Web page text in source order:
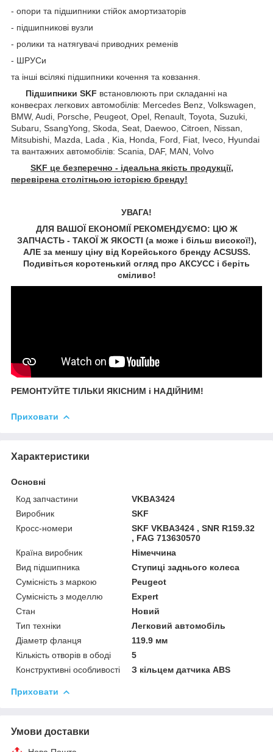
- опори та підшипники стійок амортизаторів
- підшипникові вузли
- ролики та натягувачі приводних ременів
- ШРУСи
та інші всілякі підшипники кочення та ковзання.
Підшипники SKF встановлюють при складанні на
конвеєрах легкових автомобілів: Mercedes Benz, Volkswagen,
BMW, Audi, Porsche, Peugeot, Opel, Renault, Toyota, Suzuki,
Subaru, SsangYong, Skoda, Seat, Daewoo, Citroen, Nissan,
Mitsubishi, Mazda, Lada , Kia, Honda, Ford, Fiat, Iveco, Hyundai
та вантажних автомобілів: Scania, DAF, MAN, Volvo
SKF це безперечно - ідеальна якість продукції,
перевірена столітньою історією бренду!
УВАГА!
ДЛЯ ВАШОЇ ЕКОНОМІЇ РЕКОМЕНДУЄМО: ЦЮ Ж
ЗАПЧАСТЬ - ТАКОЇ Ж ЯКОСТІ (а може і більш високої!),
АЛЕ за меншу ціну від Корейського бренду ACSUSS.
Подивіться коротенький огляд про АКСУCC і беріть
сміливо!
РЕМОНТУЙТЕ ТІЛЬКИ ЯКІСНИМ і НАДІЙНИМ!
Приховати
Характеристики
Основні
Код запчастини
VKBA3424
Виробник
SKF
Кросс-номери
SKF VKBA3424 , SNR R159.32
, FAG 713630570
Країна виробник
Німеччина
Вид підшипника
Ступиці заднього колеса
Сумісність з маркою
Peugeot
Сумісність з моделлю
Expert
Стан
Новий
Тип техніки
Легковий автомобіль
Діаметр фланця
119.9 мм
Кількість отворів в ободі
5
Конструктивні особливості
З кільцем датчика ABS
Приховати
Умови доставки